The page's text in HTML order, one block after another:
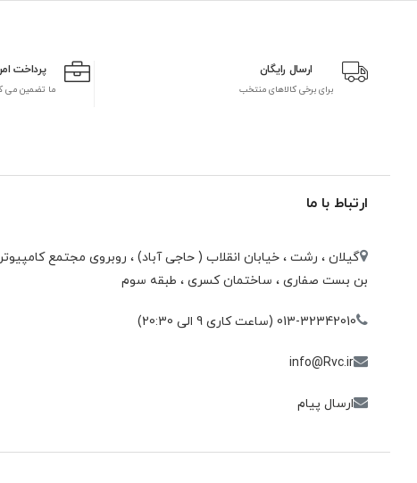
ارسال رایگان
برای برخی کالاهای منتخب
پرداخت
ما تضمین می
ارتباط با ما
گیلان ، رشت ، خيابان انقلاب ( حاجی آباد) ، روبروی مجتمع
بن بست صفاری ، ساختمان كسری ، طبقه سوم
013-32342010 (ساعت کاری 9 الی 20:30)
info@Rvc.ir
ارسال پیام